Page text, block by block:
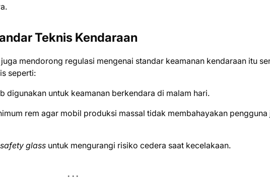
Teknis Kendaraan
mendorong regulasi mengenai standar keamanan kendaraan itu
seperti:
digunakan untuk keamanan berkendara di malam hari.
rem agar mobil produksi massal tidak membahayakan pengguna
safety glass untuk mengurangi risiko cedera saat kecelakaan.